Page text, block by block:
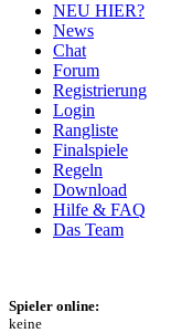
NEU HIER?
News
Chat
Forum
Registrierung
Login
Rangliste
Finalspiele
Regeln
Download
Hilfe & FAQ
Das Team
Spieler online:
keine